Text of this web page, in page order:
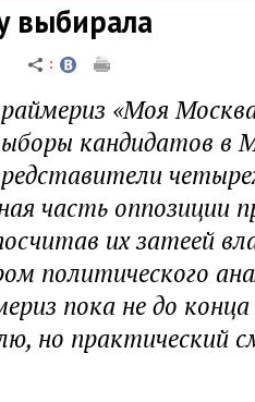
выбирала
«Моя
кандидатов в
часть оппозиции
их затеей
политического
пока не до
но практический